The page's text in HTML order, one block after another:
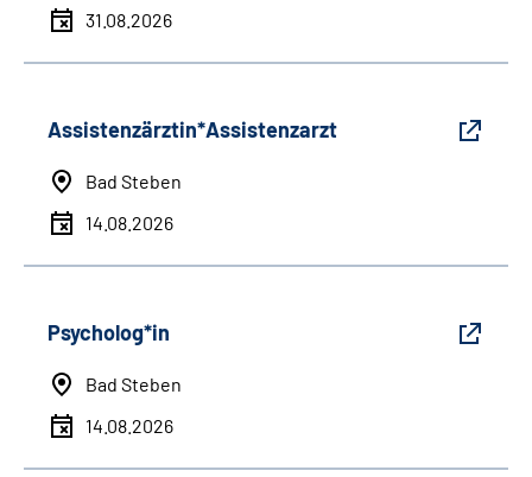
31.08.2026
Assistenzärztin*Assistenzarzt
Bad Steben
14.08.2026
Psycholog*in
Bad Steben
14.08.2026